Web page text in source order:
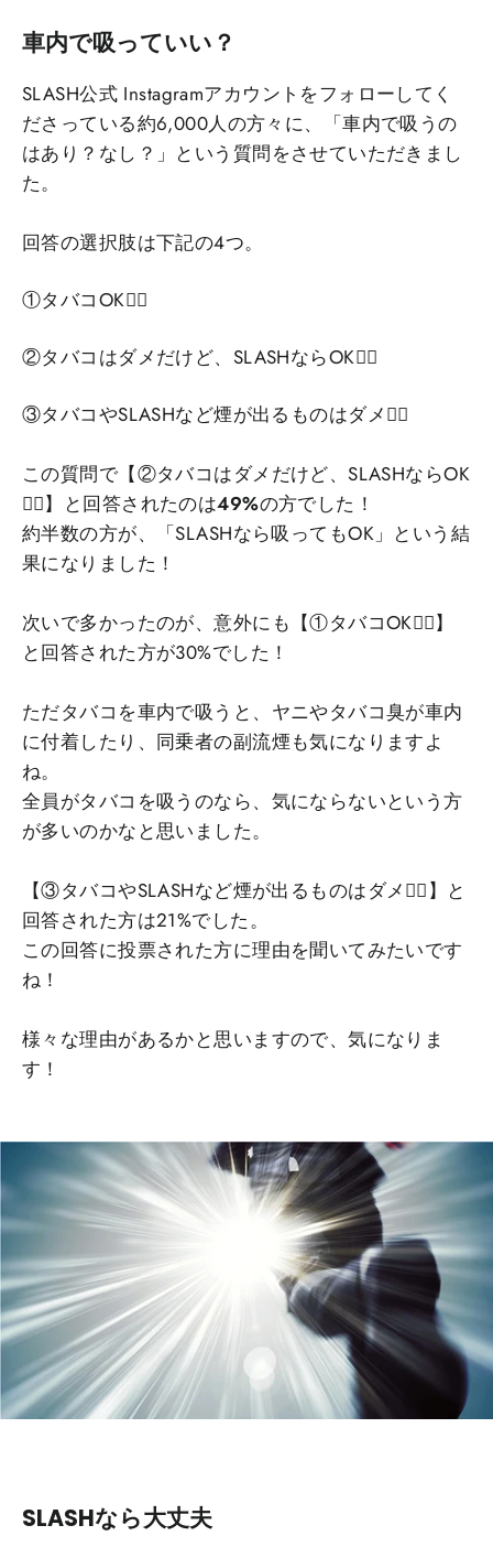
車内で吸っていい？
SLASH公式 Instagramアカウントをフォローしてく
ださっている約6,000人の方々に、「車内で吸うの
はあり？なし？」という質問をさせていただきまし
た。
回答の選択肢は下記の4つ。
①タバコOK🙆‍♀️
②タバコはダメだけど、SLASHならOK🙆‍♀️
③タバコやSLASHなど煙が出るものはダメ🙅‍♀️
この質問で【②タバコはダメだけど、SLASHならOK
🙆‍♀️】と回答されたのは49%の方でした！
約半数の方が、「SLASHなら吸ってもOK」という結
果になりました！
次いで多かったのが、意外にも【①タバコOK🙆‍♀️】
と回答された方が30%でした！
ただタバコを車内で吸うと、ヤニやタバコ臭が車内
に付着したり、同乗者の副流煙も気になりますよ
ね。
全員がタバコを吸うのなら、気にならないという方
が多いのかなと思いました。
【③タバコやSLASHなど煙が出るものはダメ🙅‍♀️】と
回答された方は21%でした。
この回答に投票された方に理由を聞いてみたいです
ね！
様々な理由があるかと思いますので、気になりま
す！
SLASHなら大丈夫